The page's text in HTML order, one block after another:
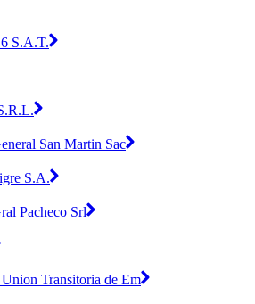
S.A.T.
San Martin Sac
S.A.
Pacheco Srl
Transitoria de Em